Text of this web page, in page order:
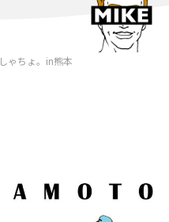
しゃちょ。in熊本